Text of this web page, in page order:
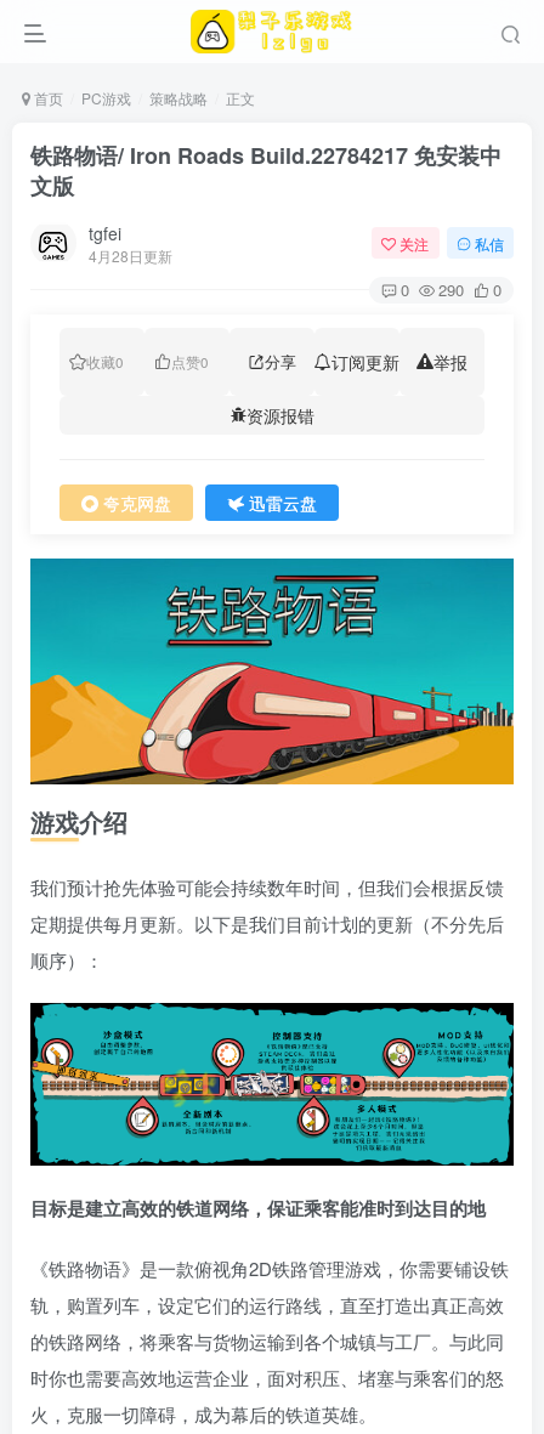
首页 PC游戏 策略战略 正文
铁路物语/ Iron Roads Build.22784217 免安装中
文版
tgfei
4月28日更新
关注 私信
0 290 0
收藏0 点赞0 分享 订阅更新 举报
资源报错
夸克网盘 迅雷云盘
游戏介绍
我们预计抢先体验可能会持续数年时间，但我们会根据反馈
定期提供每月更新。以下是我们目前计划的更新（不分先后
顺序）：
目标是建立高效的铁道网络，保证乘客能准时到达目的地
《铁路物语》是一款俯视角2D铁路管理游戏，你需要铺设铁
轨，购置列车，设定它们的运行路线，直至打造出真正高效
的铁路网络，将乘客与货物运输到各个城镇与工厂。与此同
时你也需要高效地运营企业，面对积压、堵塞与乘客们的怒
火，克服一切障碍，成为幕后的铁道英雄。